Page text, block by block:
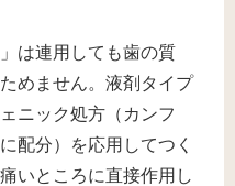
」は連用しても歯の質
めません。液剤タイプ
ニック処方（カンフ
配分）を応用してつく
いところに直接作用し